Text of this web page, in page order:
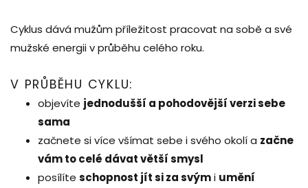
Cyklus dává mužům příležitost pracovat na sobě a své
mužské energii v průběhu celého roku.
V PRŮBĚHU CYKLU:
objevíte jednodušší a pohodovější verzi sebe
sama
začnete si více všímat sebe i svého okolí a začne
vám to celé dávat větší smysl
posílíte schopnost jít si za svými umění